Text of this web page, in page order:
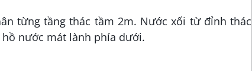
từng tầng thác tầm 2m. Nước xối từ đỉnh thác
nước mát lành phía dưới.